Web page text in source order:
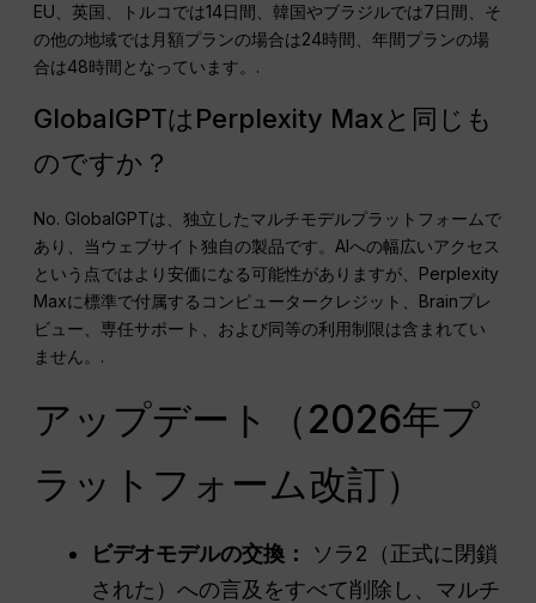
EU、英国、トルコでは14日間、韓国やブラジルでは7日間、そ
の他の地域では月額プランの場合は24時間、年間プランの場
合は48時間となっています。.
GlobalGPTはPerplexity Maxと同じも
のですか？
No. GlobalGPTは、独立したマルチモデルプラットフォームで
あり、当ウェブサイト独自の製品です。AIへの幅広いアクセス
という点ではより安価になる可能性がありますが、Perplexity
Maxに標準で付属するコンピュータークレジット、Brainプレ
ビュー、専任サポート、および同等の利用制限は含まれてい
ません。.
アップデート（2026年プ
ラットフォーム改訂）
ビデオモデルの交換：
ソラ2（正式に閉鎖
された）への言及をすべて削除し、マルチ